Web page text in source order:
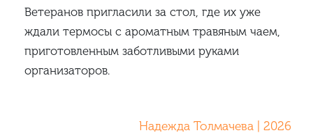
Ветеранов пригласили за стол, где их уже
ждали термосы с ароматным травяным чаем,
приготовленным заботливыми руками
организаторов.
Надежда Толмачева | 2026